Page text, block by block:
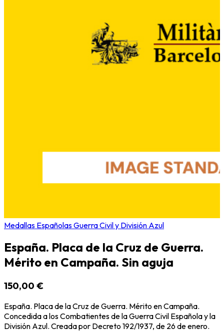
Medallas Españolas Guerra Civil y División Azul
España. Placa de la Cruz de Guerra.
Mérito en Campaña. Sin aguja
150,00 €
España. Placa de la Cruz de Guerra. Mérito en Campaña.
Concedida a los Combatientes de la Guerra Civil Española y la
División Azul. Creada por Decreto 192/1937, de 26 de enero.